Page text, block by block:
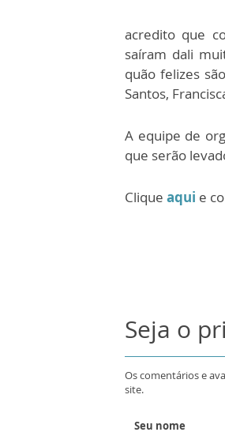
acredito que
saíram dali
quão felizes
Santos,
A equipe de
que serão
Clique aqui e
Seja o
Os comentários e
site.
Seu nome